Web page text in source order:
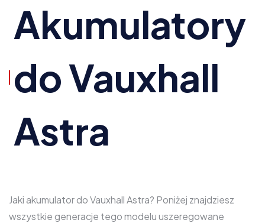
Akumulatory
do Vauxhall
Astra
Jaki akumulator do Vauxhall Astra? Poniżej znajdziesz
wszystkie generacje tego modelu uszeregowane